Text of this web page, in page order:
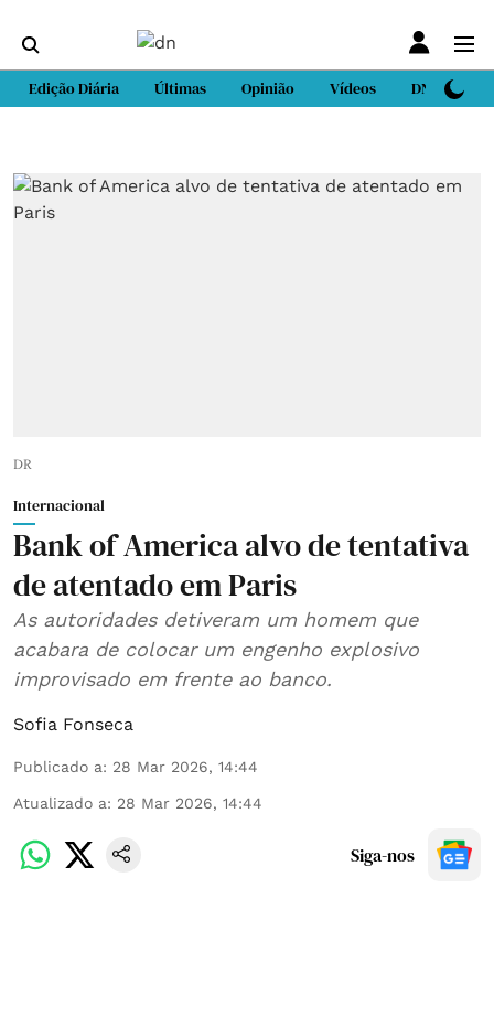
Edição Diária Últimas Opinião Vídeos DN Sport
DR
Internacional
Bank of America alvo de tentativa
de atentado em Paris
As autoridades detiveram um homem que
acabara de colocar um engenho explosivo
improvisado em frente ao banco.
Sofia Fonseca
Publicado a: 28 Mar 2026, 14:44
Atualizado a: 28 Mar 2026, 14:44
Siga-nos